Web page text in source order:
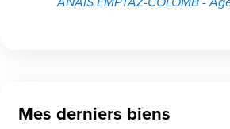
Mes derniers biens